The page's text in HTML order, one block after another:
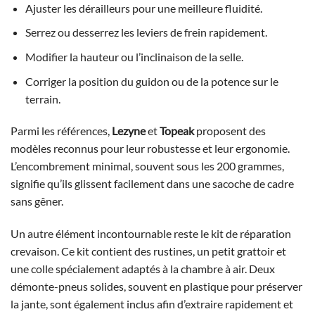
Ajuster les dérailleurs pour une meilleure fluidité.
Serrez ou desserrez les leviers de frein rapidement.
Modifier la hauteur ou l’inclinaison de la selle.
Corriger la position du guidon ou de la potence sur le
terrain.
Parmi les références, LezyneetTopeakproposent des
modèles reconnus pour leur robustesse et leur ergonomie.
L’encombrement minimal, souvent sous les 200 grammes,
signifie qu’ils glissent facilement dans une sacoche de cadre
sans gêner.
Un autre élément incontournable reste le kit de réparation
crevaison. Ce kit contient des rustines, un petit grattoir et
une colle spécialement adaptés à la chambre à air. Deux
démonte-pneus solides, souvent en plastique pour préserver
la jante, sont également inclus afin d’extraire rapidement et